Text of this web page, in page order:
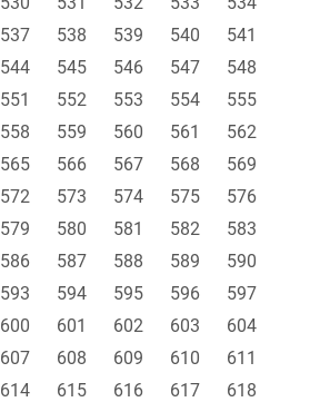
537 538 539 540
541
544 545 546 547
548
551 552 553 554
555
558 559 560 561
562
565 566 567 568
569
572 573 574 575
576
579 580 581 582
583
586 587 588 589
590
593 594 595 596
597
600 601 602 603
604
607 608 609 610
611
614 615 616 617
618